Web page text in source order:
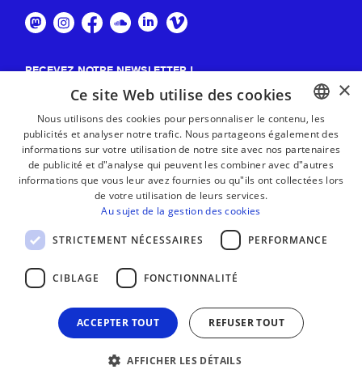
RECEVEZ NOTRE NEWSLETTER !
MENTIONS LÉGALES
BASQUE
FRENCH
×
Ce site Web utilise des cookies
Nous utilisons des cookies pour personnaliser le contenu, les
publicités et analyser notre trafic. Nous partageons également des
informations sur votre utilisation de notre site avec nos partenaires
de publicité et d"analyse qui peuvent les combiner avec d"autres
informations que vous leur avez fournies ou qu"ils ont collectées lors
de votre utilisation de leurs services.
Au sujet de la gestion des cookies
STRICTEMENT NÉCESSAIRES PERFORMANCE
CIBLAGE FONCTIONNALITÉ
ACCEPTER TOUT REFUSER TOUT
AFFICHER LES DÉTAILS